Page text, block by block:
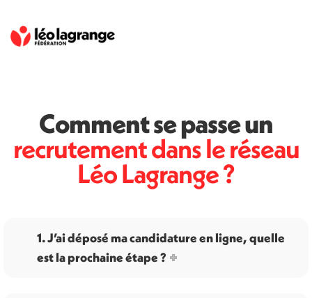
Comment se passe un
recrutement dans le réseau
Léo Lagrange ?
1. J’ai déposé ma candidature en ligne, quelle
est la prochaine étape ?